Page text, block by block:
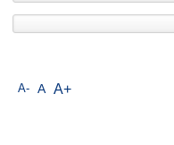
A- A A+